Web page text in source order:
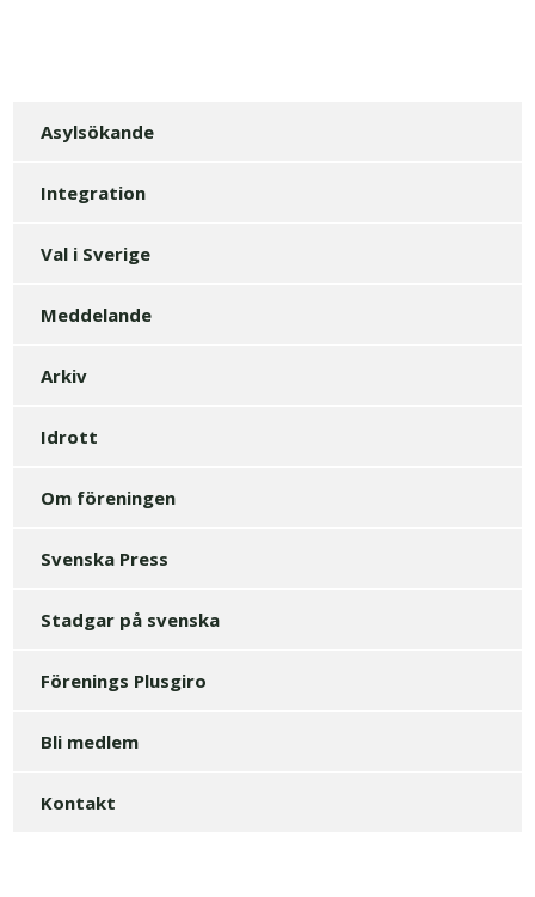
Asylsökande
Integration
Val i Sverige
Meddelande
Arkiv
Idrott
Om föreningen
Svenska Press
Stadgar på svenska
Förenings Plusgiro
Bli medlem
Kontakt